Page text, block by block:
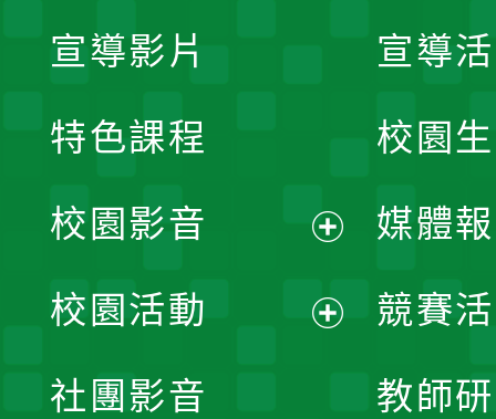
宣導
校園
媒體
競賽
教師
宣導影片
特色課程
校園影音
開
校園活動
社團影音